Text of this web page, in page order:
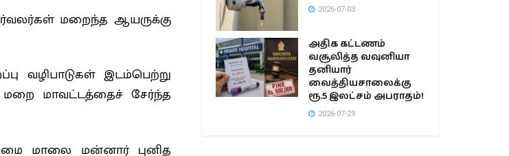
மறைந்த ஆயருக்கு
வழிபாடுகள் இடம்பெற்று
மறை மாவட்டத்தைச் சேர்ந்த
மாலை மன்னார் புனித
2026-07-03
அதிக கட்டணம்
வசூலித்த வவுனியா
தனியார்
வைத்தியசாலைக்கு
ரூ.5 இலட்சம் அபராதம்!
2026-07-29